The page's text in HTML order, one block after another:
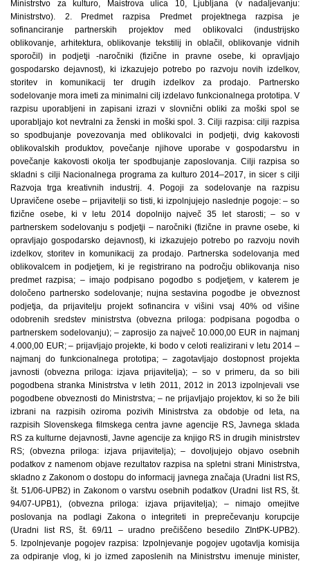
Ministrstvo za kulturo, Maistrova ulica 10, Ljubljana (v nadaljevanju:
Ministrstvo). 2. Predmet razpisa Predmet projektnega razpisa je
sofinanciranje partnerskih projektov med oblikovalci (industrijsko
oblikovanje, arhitektura, oblikovanje tekstilij in oblačil, oblikovanje vidnih
sporočil) in podjetji -naročniki (fizične in pravne osebe, ki opravljajo
gospodarsko dejavnost), ki izkazujejo potrebo po razvoju novih izdelkov,
storitev in komunikacij ter drugih izdelkov za prodajo. Partnersko
sodelovanje mora imeti za minimalni cilj izdelavo funkcionalnega prototipa. V
razpisu uporabljeni in zapisani izrazi v slovnični obliki za moški spol se
uporabljajo kot nevtralni za ženski in moški spol. 3. Cilji razpisa: cilji razpisa
so spodbujanje povezovanja med oblikovalci in podjetji, dvig kakovosti
oblikovalskih produktov, povečanje njihove uporabe v gospodarstvu in
povečanje kakovosti okolja ter spodbujanje zaposlovanja. Cilji razpisa so
skladni s cilji Nacionalnega programa za kulturo 2014–2017, in sicer s cilji
Razvoja trga kreativnih industrij. 4. Pogoji za sodelovanje na razpisu
Upravičene osebe – prijavitelji so tisti, ki izpolnjujejo naslednje pogoje: – so
fizične osebe, ki v letu 2014 dopolnijo največ 35 let starosti; – so v
partnerskem sodelovanju s podjetji – naročniki (fizične in pravne osebe, ki
opravljajo gospodarsko dejavnost), ki izkazujejo potrebo po razvoju novih
izdelkov, storitev in komunikacij za prodajo. Partnerska sodelovanja med
oblikovalcem in podjetjem, ki je registrirano na področju oblikovanja niso
predmet razpisa; – imajo podpisano pogodbo s podjetjem, v katerem je
določeno partnersko sodelovanje; nujna sestavina pogodbe je obveznost
podjetja, da prijavitelju projekt sofinancira v višini vsaj 40% od višine
odobrenih sredstev ministrstva (obvezna priloga: podpisana pogodba o
partnerskem sodelovanju); – zaprosijo za največ 10.000,00 EUR in najmanj
4.000,00 EUR; – prijavljajo projekte, ki bodo v celoti realizirani v letu 2014 –
najmanj do funkcionalnega prototipa; – zagotavljajo dostopnost projekta
javnosti (obvezna priloga: izjava prijavitelja); – so v primeru, da so bili
pogodbena stranka Ministrstva v letih 2011, 2012 in 2013 izpolnjevali vse
pogodbene obveznosti do Ministrstva; – ne prijavljajo projektov, ki so že bili
izbrani na razpisih oziroma pozivih Ministrstva za obdobje od leta, na
razpisih Slovenskega filmskega centra javne agencije RS, Javnega sklada
RS za kulturne dejavnosti, Javne agencije za knjigo RS in drugih ministrstev
RS; (obvezna priloga: izjava prijavitelja); – dovoljujejo objavo osebnih
podatkov z namenom objave rezultatov razpisa na spletni strani Ministrstva,
skladno z Zakonom o dostopu do informacij javnega značaja (Uradni list RS,
št. 51/06-UPB2) in Zakonom o varstvu osebnih podatkov (Uradni list RS, št.
94/07-UPB1), (obvezna priloga: izjava prijavitelja); – nimajo omejitve
poslovanja na podlagi Zakona o integriteti in preprečevanju korupcije
(Uradni list RS, št. 69/11 – uradno prečiščeno besedilo ZIntPK-UPB2).
5. Izpolnjevanje pogojev razpisa: Izpolnjevanje pogojev ugotavlja komisija
za odpiranje vlog, ki jo izmed zaposlenih na Ministrstvu imenuje minister,